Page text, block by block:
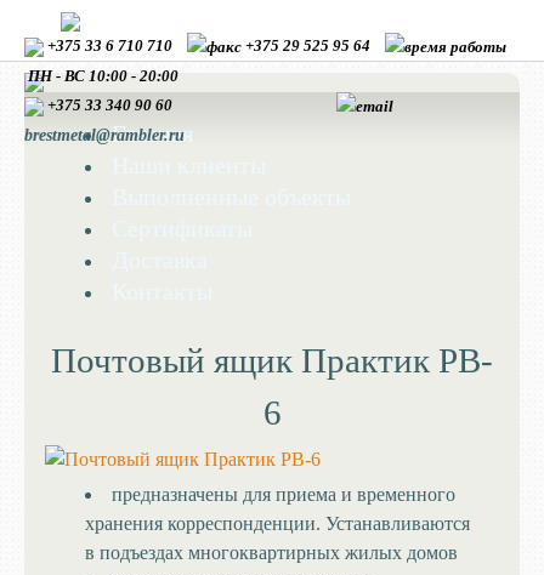
+375 33 6 710 710
+375 29 525 95 64
ПН - ВС 10:00 - 20:00
+375 33 340 90 60
brestmetal@rambler.ru
Главная
Почтовый ящик Практик PB-
6
предназначены для приема и временного
хранения корреспонденции. Устанавливаются
в подъездах многоквартирных жилых домов